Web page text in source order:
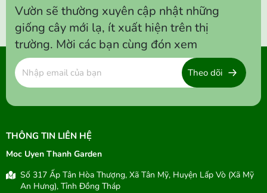
Vườn sẽ thường xuyên cập nhật những
giống cây mới lạ, ít xuất hiện trên thị
trường. Mời các bạn cùng đón xem
Theo dõi
THÔNG TIN LIÊN HỆ
Moc Uyen Thanh Garden
Số 317 Ấp Tân Hòa Thượng, Xã Tân Mỹ, Huyện Lấp Vò (Xã Mỹ
An Hưng), Tỉnh Đồng Tháp